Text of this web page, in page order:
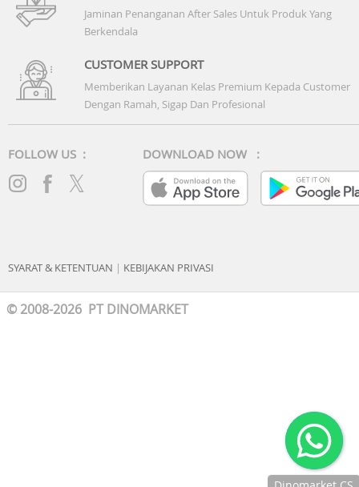
Jaminan Penanganan After Sales Untuk Produk Yang
Berkendala
CUSTOMER SUPPORT
Memberikan Layanan Kelas Premium Kepada Customer
Dengan Ramah, Sigap Dan Profesional
FOLLOW US : DOWNLOAD NOW :
SYARAT & KETENTUAN | KEBIJAKAN PRIVASI
© 2008-2026 PT DINOMARKET